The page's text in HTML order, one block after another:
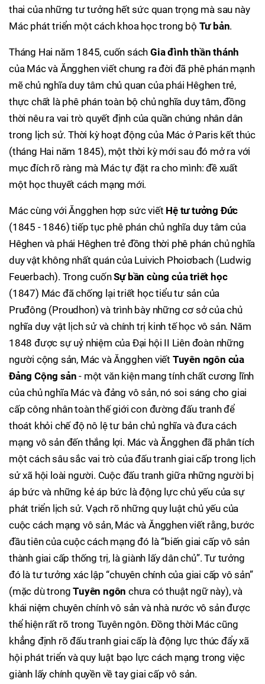
thai của những tư tưởng hết sức quan trọng mà sau này
Mác phát triển một cách khoa học trong bộ Tư bản.
Tháng Hai năm 1845, cuốn sách Gia đình thần thánh
của Mác và Ăngghen viết chung ra đời đã phê phán mạnh
mẽ chủ nghĩa duy tâm chủ quan của phái Hêghen trẻ,
thực chất là phê phán toàn bộ chủ nghĩa duy tâm, đồng
thời nêu ra vai trò quyết định của quần chúng nhân dân
trong lịch sử. Thời kỳ hoạt động của Mác ở Paris kết thúc
(tháng Hai năm 1845), một thời kỳ mới sau đó mở ra với
mục đích rõ ràng mà Mác tự đặt ra cho mình: đề xuất
một học thuyết cách mạng mới.
Mác cùng với Ăngghen hợp sức viết Hệ tư tưởng Đức
(1845 - 1846) tiếp tục phê phán chủ nghĩa duy tâm của
Hêghen và phái Hêghen trẻ đồng thời phê phán chủ nghĩa
duy vật không nhất quán của Luivich Phoiơbach (Ludwig
Feuerbach). Trong cuốnSự bần cùng của triết học
(1847) Mác đã chống lại triết học tiểu tư sản của
Pruđông (Proudhon) và trình bày những cơ sở của chủ
nghĩa duy vật lịch sử và chính trị kinh tế học vô sản. Năm
1848 được sự uỷ nhiệm của Đại hội II Liên đoàn những
người cộng sản, Mác và Ăngghen viết Tuyên ngôn của
Đảng Cộng sản - một văn kiện mang tính chất cương lĩnh
của chủ nghĩa Mác và đảng vô sản, nó soi sáng cho giai
cấp công nhân toàn thế giới con đường đấu tranh để
thoát khỏi chế độ nô lệ tư bản chủ nghĩa và đưa cách
mạng vô sản đến thắng lợi. Mác và Ăngghen đã phân tích
một cách sâu sắc vai trò của đấu tranh giai cấp trong lịch
sử xã hội loài người. Cuộc đấu tranh giữa những người bị
áp bức và những kẻ áp bức là động lực chủ yếu của sự
phát triển lịch sử. Vạch rõ những quy luật chủ yếu của
cuộc cách mạng vô sản, Mác và Ăngghen viết rằng, bước
đầu tiên của cuộc cách mạng đó là “biến giai cấp vô sản
thành giai cấp thống trị, là giành lấy dân chủ”. Tư tưởng
đó là tư tưởng xác lập “chuyên chính của giai cấp vô sản”
(mặc dù trongTuyên ngôn chưa có thuật ngữ này), và
khái niệm chuyên chính vô sản và nhà nước vô sản được
thể hiện rất rõ trong Tuyên ngôn. Đồng thời Mác cũng
khẳng định rõ đấu tranh giai cấp là động lực thúc đẩy xã
hội phát triển và quy luật bạo lực cách mạng trong việc
giành lấy chính quyền về tay giai cấp vô sản.